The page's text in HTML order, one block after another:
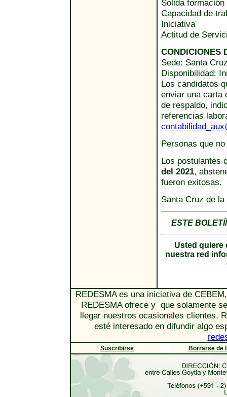
Sólida
Capacidad de
Iniciativa
Actitud de
CONDICIONES
Sede: Santa
Disponibilidad:
Los candidatos
enviar una carta
de respaldo,
referencias
Personas que
Los postulantes
del 2021,
fueron exitosas.
Santa Cruz de
ESTE
Usted quiere
nuestra red
REDESMA es una iniciativa de
REDESMA ofrece y que solamente
llegar nuestros ocasionales clientes,
esté interesado en difundir algo
Suscribirse Borrarse de